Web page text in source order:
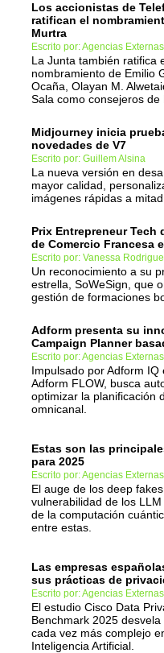
Los accionistas de
ratifican el
Murtra
Escrito por: Agencias Externas
La Junta también ratifica
nombramiento de Emilio
Ocaña, Olayan M.
Sala como consejeros de
Midjourney inicia
novedades de V7
Escrito por: Guillem Alsina
La nueva versión en
mayor calidad,
imágenes rápidas a
Prix Entrepreneur Tech
de Comercio Francesa
Escrito por: Vanessa
Un reconocimiento a su
estrella, SoWeSign, que
gestión de formaciones
Adform presenta su
Campaign Planner
Escrito por: Agencias Externas
Impulsado por Adform IQ
Adform FLOW, busca
optimizar la planificación
omnicanal.
Estas son las
para 2025
Escrito por: Agencias Externas
El auge de los deep
vulnerabilidad de los
de la computación
entre estas.
Las empresas
sus prácticas de
Escrito por: Agencias Externas
El estudio Cisco Data
Benchmark 2025
cada vez más complejo
Inteligencia Artificial.